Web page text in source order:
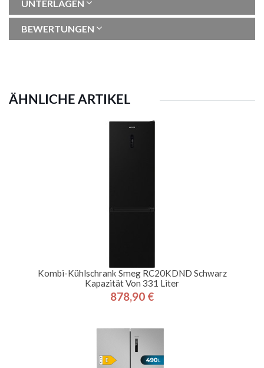
UNTERLAGEN
BEWERTUNGEN
ÄHNLICHE ARTIKEL
Kombi-Kühlschrank Smeg RC20KDND Schwarz
Kapazität Von 331 Liter
Preis
878,90 €